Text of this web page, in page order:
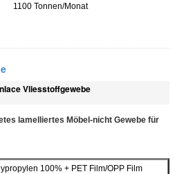
1100 Tonnen/Monat
Vliesstoffgewebe
lamelliertes Möbel-nicht Gewebe für
100% + PET Film/OPP Film